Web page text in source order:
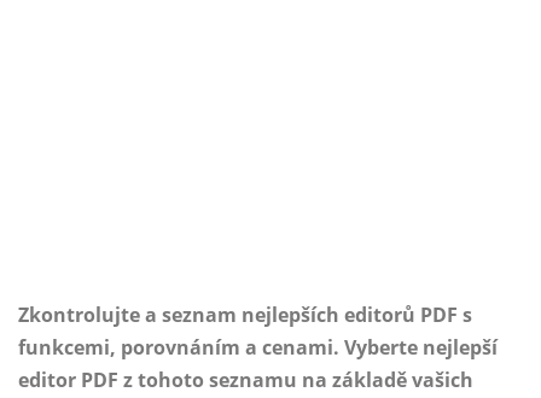
Zkontrolujte a seznam nejlepších editorů PDF s
funkcemi, porovnáním a cenami. Vyberte nejlepší
editor PDF z tohoto seznamu na základě vašich